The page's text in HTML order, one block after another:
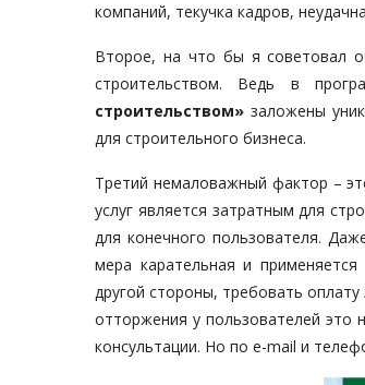
компаний, текучка кадров,
Второе, на что бы я советовал
строительством. Ведь в
строительством» заложены
для строительного бизнеса.
Третий немаловажный фактор –
услуг является затратным для
для конечного пользователя.
мера карательная и
другой стороны, требовать
отторжения у пользователей это
консультации. Но по e-mail и